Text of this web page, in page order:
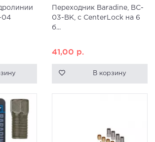
04
Переходник Baradine, BC-
03-BK, с CenterLock на 6
б...
41,00 р.
В корзину